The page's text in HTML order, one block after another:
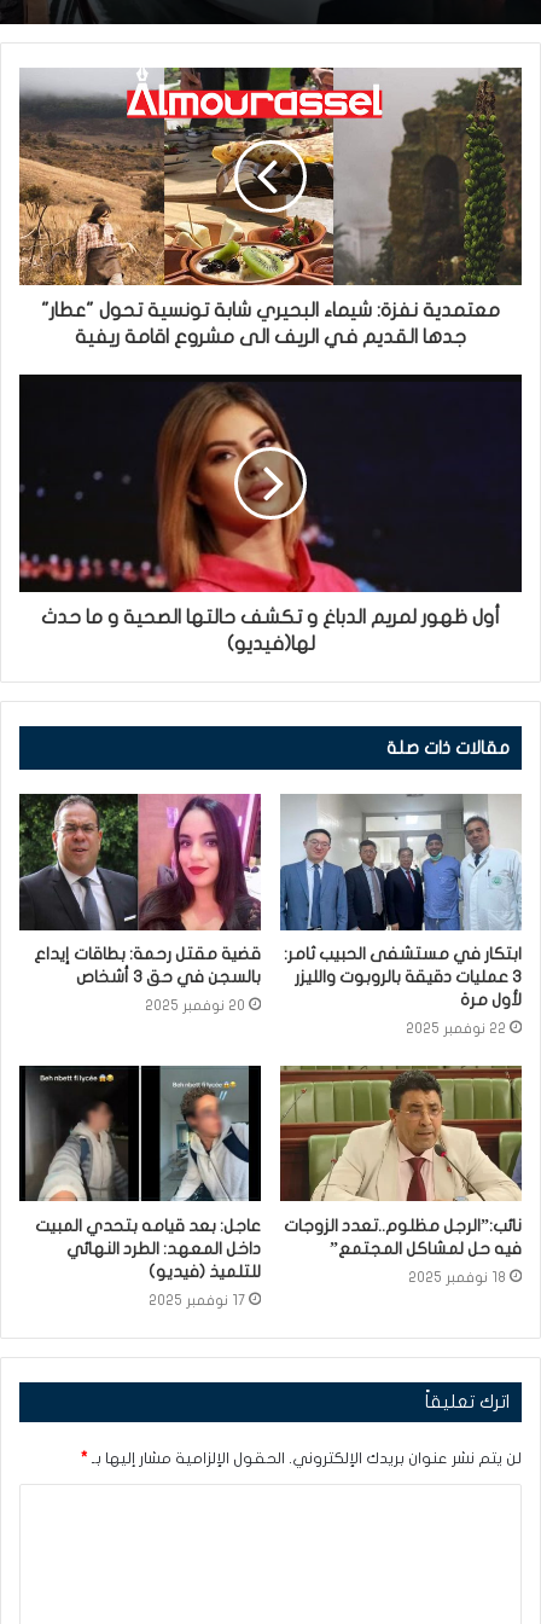
معتمدية نفزة: شيماء البحيري شابة تونسية تحول "عطار"
جدها القديم في الريف الى مشروع اقامة ريفية
أول ظهور لمريم الدباغ و تكشف حالتها الصحية و ما حدث
لها(فيديو)
مقالات ذات صلة
ابتكار في مستشفى الحبيب ثامر:
3 عمليات دقيقة بالروبوت والليزر
لأول مرة
22 نوفمبر 2025
قضية مقتل رحمة: بطاقات إيداع
بالسجن في حق 3 أشخاص
20 نوفمبر 2025
نائب:”الرجل مظلوم..تعدد الزوجات
فيه حل لمشاكل المجتمع”
18 نوفمبر 2025
عاجل: بعد قيامه بتحدي المبيت
داخل المعهد: الطرد النهائي
للتلميذ (فيديو)
17 نوفمبر 2025
اترك تعليقاً
لن يتم نشر عنوان بريدك الإلكتروني. الحقول الإلزامية مشار إليها بـ *